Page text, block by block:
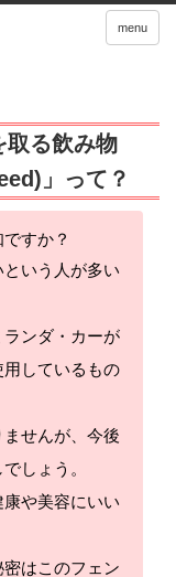
menu
取る飲み物
」って？
すか？
いう人が多い
ンダ・カーが
しているもの
せんが、今後
しょう。
や美容にいい
はこのフェン